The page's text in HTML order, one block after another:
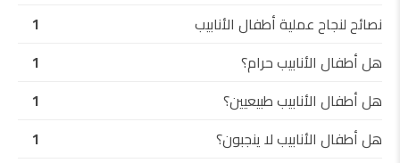
نصائح لنجاح عملية أطفال الأنابيب
1
هل أطفال الأنابيب حرام؟
1
هل أطفال الأنابيب طبيعيين؟
1
هل أطفال الأنابيب لا ينجبون؟
1